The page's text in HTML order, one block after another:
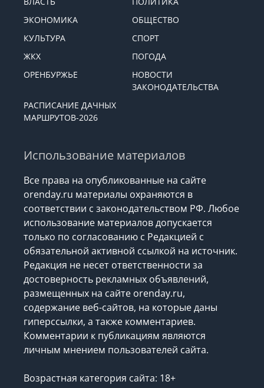
РЕКЛАМА
ПРОИСШЕСТВИЯ
ВЛАСТЬ
ПОЛИТИКА
ЭКОНОМИКА
ОБЩЕСТВО
КУЛЬТУРА
СПОРТ
ЖКХ
ПОГОДА
Использование материалов
Все права на опубликованные на сайте
orenday.ru материалы охраняются в
соответствии с законодательством РФ. Любое
использование материалов допускается
только по согласованию с Редакцией с
обязательной активной ссылкой на источник.
Редакция не несет ответственности за
достоверность рекламных объявлений,
размещенных на сайте orenday.ru,
содержание веб-сайтов, на которые даны
гиперссылки, а также комментариев.
личным мнением пользователей сайта.